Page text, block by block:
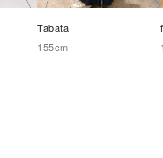
Tabata
155cm